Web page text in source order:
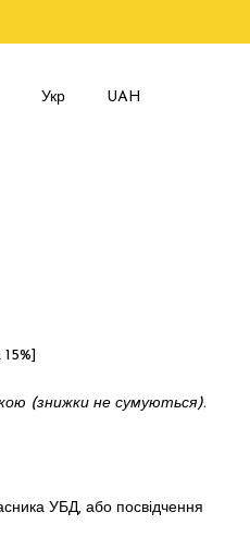
Укр UAH
(знижки не сумуються).
УБД, або посвідчення